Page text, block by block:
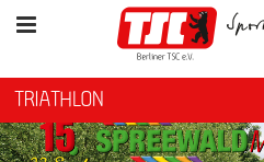
TRIATHLON